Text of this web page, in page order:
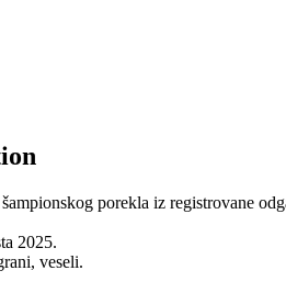
porekla iz registrovane
2025.
veseli.